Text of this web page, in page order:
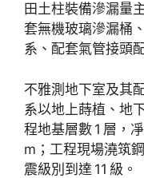
田土柱裝備滲漏量
套無機玻璃滲漏桶
系、配套氣管接頭
不雅測地下室及其
系以地上蒔植、地
程地基層數 1 層，
m；工程現場澆筑
震級別到達 11 級。